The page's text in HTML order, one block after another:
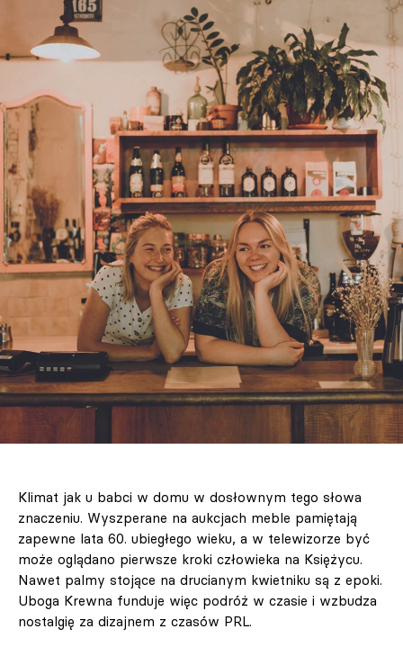
Klimat jak u babci w domu w dosłownym tego słowa
znaczeniu. Wyszperane na aukcjach meble pamiętają
zapewne lata 60. ubiegłego wieku, a w telewizorze być
może oglądano pierwsze kroki człowieka na Księżycu.
Nawet palmy stojące na drucianym kwietniku są z epoki.
Uboga Krewna funduje więc podróż w czasie i wzbudza
nostalgię za dizajnem z czasów PRL.